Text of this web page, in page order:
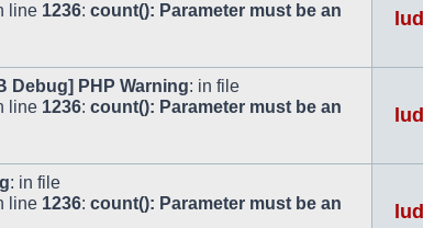
line 1236: count(): Parameter must be an
Debug] PHP Warning: in file
line 1236: count(): Parameter must be an
: in file
line 1236: count(): Parameter must be an